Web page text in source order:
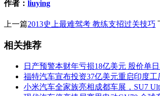
作者： liuying
上一篇2013史上最难驾考 教练支招过关技巧
相关推荐
日产预警本财年亏损18亿美元 股价单
福特汽车宣布投资37亿美元重启印度
小米汽车全家族亮相成都车展，SU7